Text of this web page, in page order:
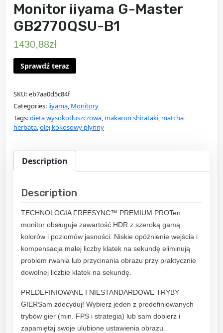
Monitor iiyama G-Master
GB2770QSU-B1
1430,88zł
Sprawdź teraz
SKU:eb7aa0d5c84f
Categories: iiyama, Monitory
Tags:dieta wysokotłuszczowa, makaron shirataki, matcha
herbata,olej kokosowy płynny
Description
Description
TECHNOLOGIA FREESYNC™ PREMIUM PROTen
monitor obsługuje zawartość HDR z szeroką gamą
kolorów i poziomów jasności. Niskie opóźnienie wejścia i
kompensacja małej liczby klatek na sekundę eliminują
problem rwania lub przycinania obrazu przy praktycznie
dowolnej liczbie klatek na sekundę.
PREDEFINIOWANE I NIESTANDARDOWE TRYBY
GIERSam zdecyduj! Wybierz jeden z predefiniowanych
trybów gier (min. FPS i strategia) lub sam dobierz i
zapamiętaj swoje ulubione ustawienia obrazu.